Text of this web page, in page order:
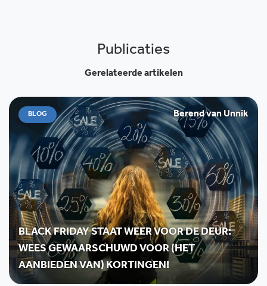
Publicaties
Gerelateerde artikelen
BLOG Berend van Unnik
BLACK FRIDAY STAAT WEER VOOR DE DEUR:
WEES GEWAARSCHUWD VOOR (HET
AANBIEDEN VAN) KORTINGEN!